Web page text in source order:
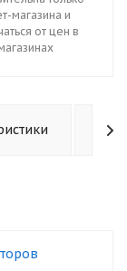
магазина и
от цен в